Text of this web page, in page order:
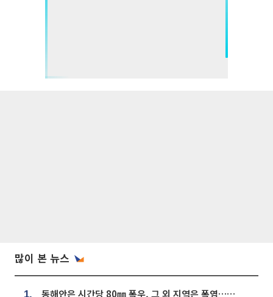
많이 본 뉴스
1. 동해안은 시간당 80㎜ 폭우, 그 외 지역은 폭염…‘극과 극 날씨’